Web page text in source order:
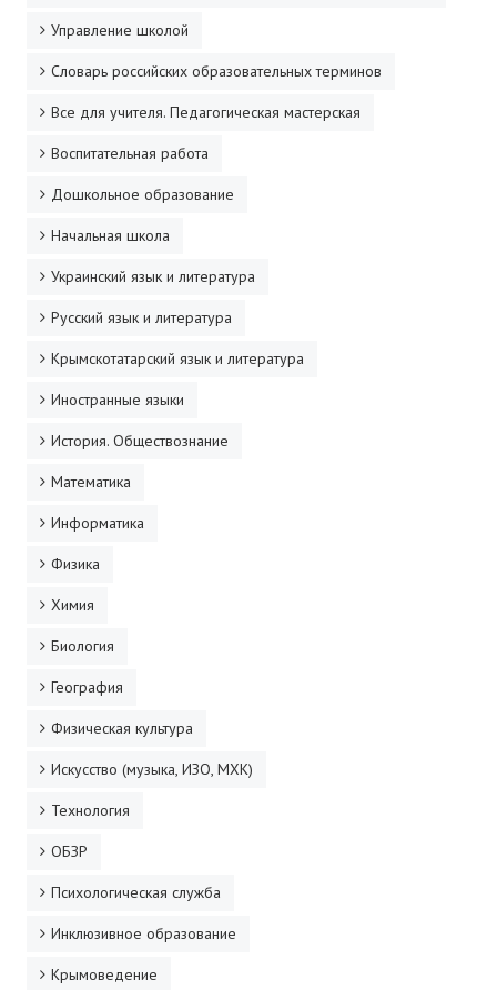
Управление школой
Словарь российских образовательных терминов
Все для учителя. Педагогическая мастерская
Воспитательная работа
Дошкольное образование
Начальная школа
Украинский язык и литература
Русский язык и литература
Крымскотатарский язык и литература
Иностранные языки
История. Обществознание
Математика
Информатика
Физика
Химия
Биология
География
Физическая культура
Искусство (музыка, ИЗО, МХК)
Технология
ОБЗР
Психологическая служба
Инклюзивное образование
Крымоведение